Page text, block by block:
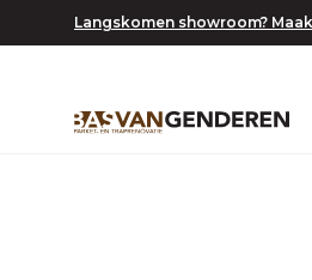
Langskomen showroom?